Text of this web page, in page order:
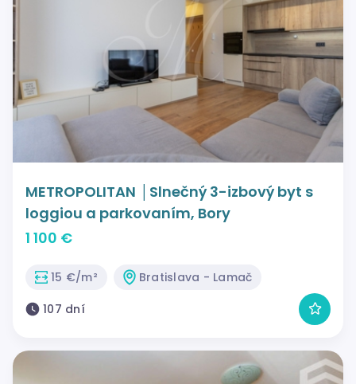
METROPOLITAN │Slnečný 3-izbový byt s
loggiou a parkovaním, Bory
1 100 €
15 €/m²
Bratislava - Lamač
107 dní